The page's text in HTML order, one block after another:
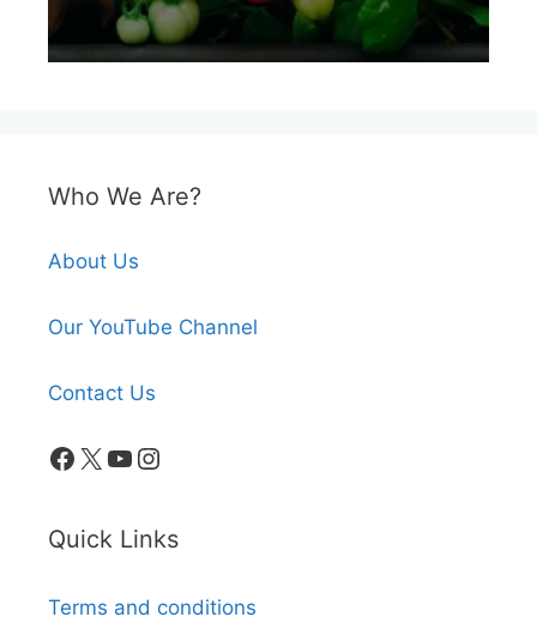
Who We Are?
About Us
Our YouTube Channel
Contact Us
Facebook
X YouTube
Instagram
Quick Links
Terms and conditions